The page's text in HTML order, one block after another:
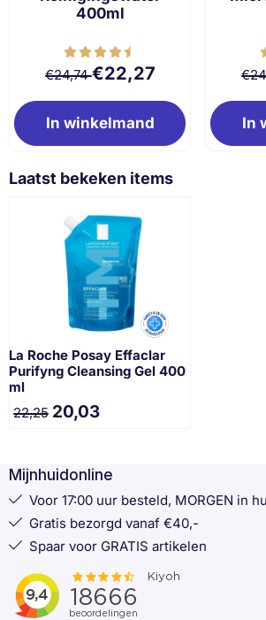
400ml
Van 24,74 voor 22,27
€24,74€22,27
In winkelmand In
Laatst bekeken items
La Roche Posay Effaclar
Purifyng Cleansing Gel 400
ml
22,25 20,03
Mijnhuidonline
Voor 17:00 uur besteld, MORGEN in
Gratis bezorgd vanaf €40,-
Spaar voor GRATIS artikelen